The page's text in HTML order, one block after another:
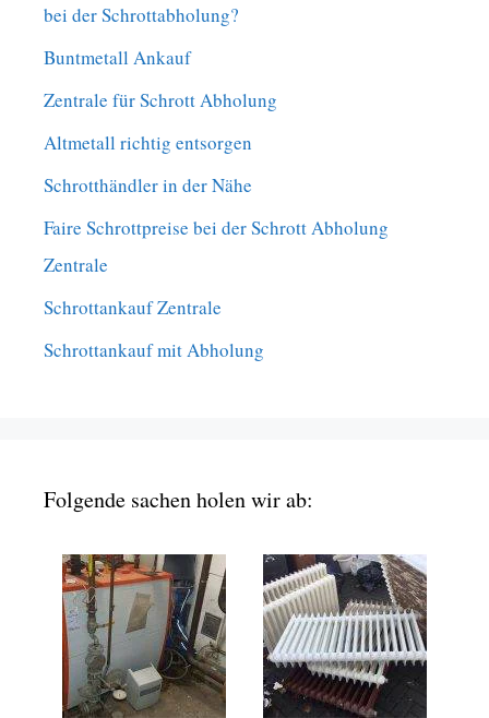
bei der Schrottabholung?
Buntmetall Ankauf
Zentrale für Schrott Abholung
Altmetall richtig entsorgen
Schrotthändler in der Nähe
Faire Schrottpreise bei der Schrott Abholung
Zentrale
Schrottankauf Zentrale
Schrottankauf mit Abholung
Folgende sachen holen wir ab: